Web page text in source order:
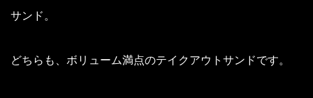
サンド。
どちらも、ボリューム満点のテイクアウトサンドです。